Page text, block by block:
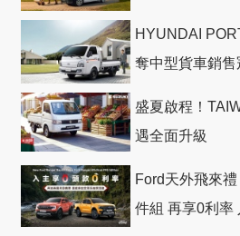
HYUNDAI
奪中型貨車銷售
盛夏啟程！
遇全面升級
Ford天外飛來
件組 再享0利率